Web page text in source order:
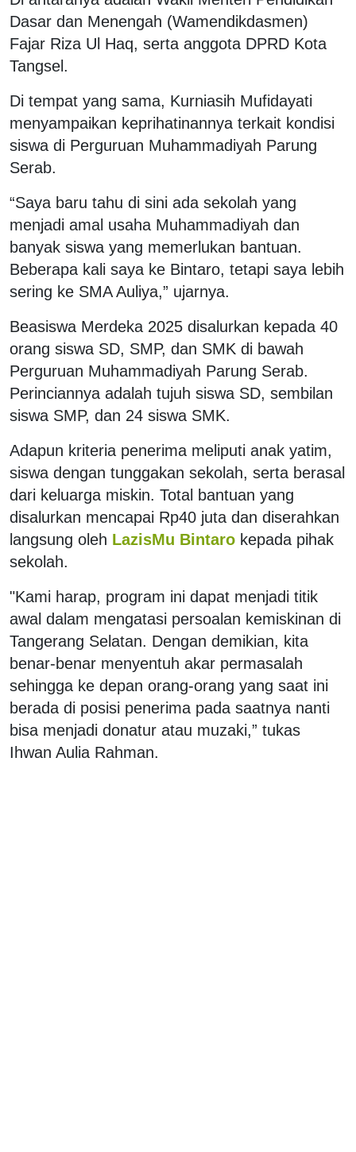
Dasar dan Menengah (Wamendikdasmen)
Fajar Riza Ul Haq, serta anggota DPRD Kota
Tangsel.
Di tempat yang sama, Kurniasih Mufidayati
menyampaikan keprihatinannya terkait kondisi
siswa di Perguruan Muhammadiyah Parung
Serab.
“Saya baru tahu di sini ada sekolah yang
menjadi amal usaha Muhammadiyah dan
banyak siswa yang memerlukan bantuan.
Beberapa kali saya ke Bintaro, tetapi saya lebih
sering ke SMA Auliya,” ujarnya.
Beasiswa Merdeka 2025 disalurkan kepada 40
orang siswa SD, SMP, dan SMK di bawah
Perguruan Muhammadiyah Parung Serab.
Perinciannya adalah tujuh siswa SD, sembilan
siswa SMP, dan 24 siswa SMK.
Adapun kriteria penerima meliputi anak yatim,
siswa dengan tunggakan sekolah, serta berasal
dari keluarga miskin. Total bantuan yang
disalurkan mencapai Rp40 juta dan diserahkan
langsung oleh LazisMu Bintaro kepada pihak
sekolah.
"Kami harap, program ini dapat menjadi titik
awal dalam mengatasi persoalan kemiskinan di
Tangerang Selatan. Dengan demikian, kita
benar-benar menyentuh akar permasalah
sehingga ke depan orang-orang yang saat ini
berada di posisi penerima pada saatnya nanti
bisa menjadi donatur atau muzaki,” tukas
Ihwan Aulia Rahman.